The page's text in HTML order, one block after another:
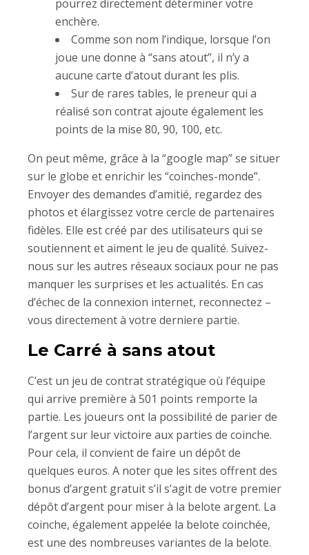
pourrez directement déterminer votre
enchère.
Comme son nom l’indique, lorsque l’on
joue une donne à “sans atout”, il n’y a
aucune carte d’atout durant les plis.
Sur de rares tables, le preneur qui a
réalisé son contrat ajoute également les
points de la mise 80, 90, 100, etc.
On peut même, grâce à la “google map” se situer
sur le globe et enrichir les “coinches-monde”.
Envoyer des demandes d’amitié, regardez des
photos et élargissez votre cercle de partenaires
fidèles. Elle est créé par des utilisateurs qui se
soutiennent et aiment le jeu de qualité. Suivez-
nous sur les autres réseaux sociaux pour ne pas
manquer les surprises et les actualités. En cas
d’échec de la connexion internet, reconnectez –
vous directement à votre derniere partie.
Le Carré à sans atout
C’est un jeu de contrat stratégique où l’équipe
qui arrive première à 501 points remporte la
partie. Les joueurs ont la possibilité de parier de
l’argent sur leur victoire aux parties de coinche.
Pour cela, il convient de faire un dépôt de
quelques euros. A noter que les sites offrent des
bonus d’argent gratuit s’il s’agit de votre premier
dépôt d’argent pour miser à la belote argent. La
coinche, également appelée la belote coinchée,
est une des nombreuses variantes de la belote.